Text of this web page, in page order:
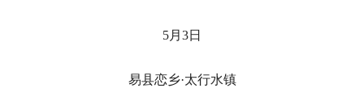
5月3日
易县恋乡·太行水镇